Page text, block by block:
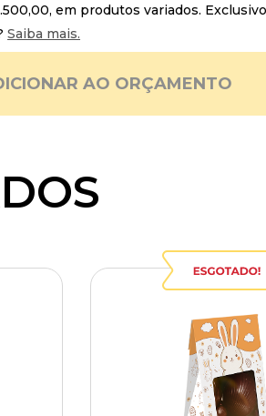
em produtos variados.
Saiba mais.
AO ORÇAMENTO